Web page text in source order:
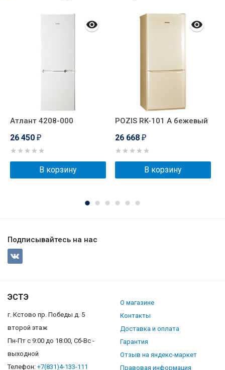
Атлант 4208-000
26 450 ₽
В корзину
POZIS RK-101 А бежевый
26 668 ₽
В корзину
Подписывайтесь на нас
ЭСТЭ
г. Кстово пр. Победы д. 5
второй этаж
Пн-Пт с 9:00 до 18:00, Сб-Вс -
выходной
Телефон: +7(831)4-133-111
О магазине
Контакты
Доставка и оплата
Гарантия
Отзыв на яндекс-маркет
Правовая информация